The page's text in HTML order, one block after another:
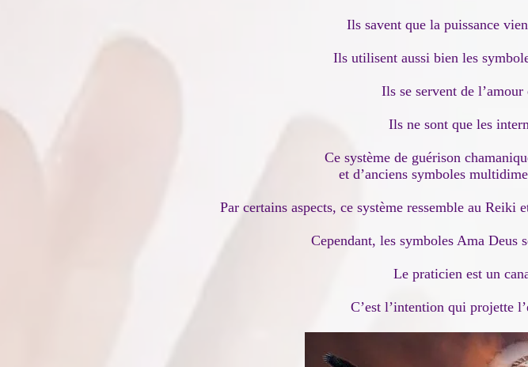
Ils savent que la puissance
Ils utilisent aussi bien les
Ils se servent de
Ils ne sont que les
Ce système de guérison
et d’anciens symboles
Par certains aspects, ce système ressemble au Reiki
Cependant, les symboles Ama Deus
Le praticien est un
C’est l’intention qui projette